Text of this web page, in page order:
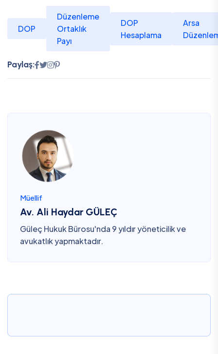
DOP
Düzenleme
Ortaklık
Payı
DOP
Hesaplama
Arsa
Paylaş:
Müellif
Av. Ali Haydar GÜLEÇ
Güleç Hukuk Bürosu'nda 9 yıldır yöneticilik ve
avukatlık yapmaktadır.